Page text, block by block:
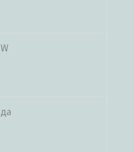
W
да